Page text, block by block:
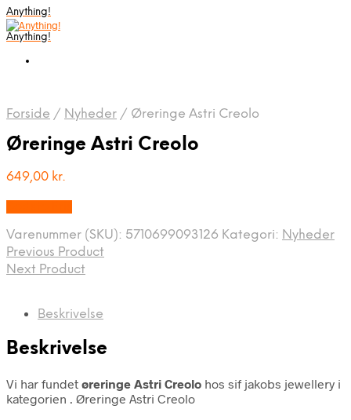
Anything!
Anything!
Forside / Nyheder / Øreringe Astri Creolo
Øreringe Astri Creolo
649,00 kr.
Varenummer (SKU): 5710699093126 Kategori: Nyheder
Previous Product
Next Product
Beskrivelse
Beskrivelse
Vi har fundet øreringe Astri Creolo hos sif jakobs jewellery i
kategorien . Øreringe Astri Creolo